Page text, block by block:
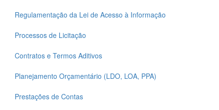
Regulamentação da Lei de Acesso à Informação
Processos de Licitação
Contratos e Termos Aditivos
Planejamento Orçamentário (LDO, LOA, PPA)
Prestações de Contas